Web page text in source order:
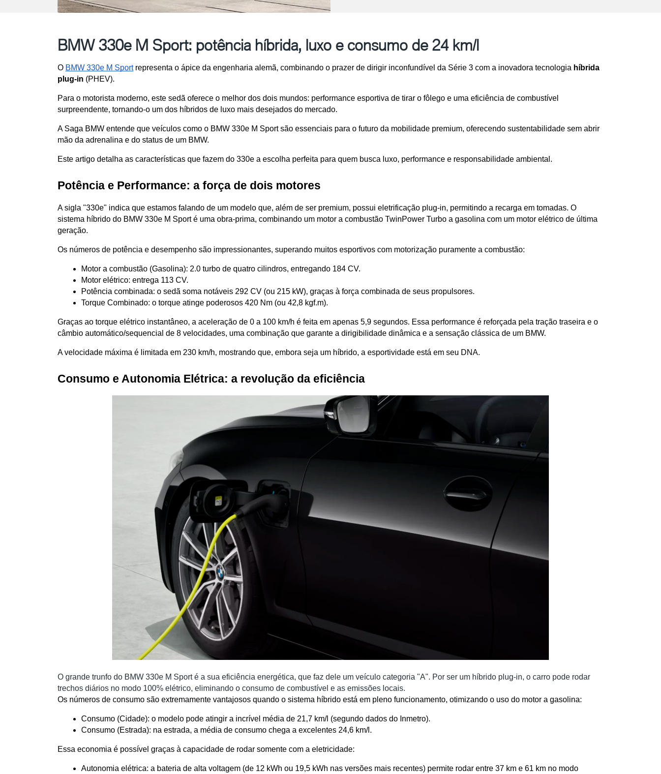
BMW 330e M Sport: potência híbrida, luxo e consumo de 24 km/l
O BMW 330e M Sport representa o ápice da engenharia alemã, combinando o prazer de dirigir inconfundível da Série 3 com a inovadora tecnologia híbrida
plug-in (PHEV).
Para o motorista moderno, este sedã oferece o melhor dos dois mundos: performance esportiva de tirar o fôlego e uma eficiência de combustível
surpreendente, tornando-o um dos híbridos de luxo mais desejados do mercado.
A Saga BMW entende que veículos como o BMW 330e M Sport são essenciais para o futuro da mobilidade premium, oferecendo sustentabilidade sem abrir
mão da adrenalina e do status de um BMW.
Este artigo detalha as características que fazem do 330e a escolha perfeita para quem busca luxo, performance e responsabilidade ambiental.
Potência e Performance: a força de dois motores
A sigla "330e" indica que estamos falando de um modelo que, além de ser premium, possui eletrificação plug-in, permitindo a recarga em tomadas. O
sistema híbrido do BMW 330e M Sport é uma obra-prima, combinando um motor a combustão TwinPower Turbo a gasolina com um motor elétrico de última
geração.
Os números de potência e desempenho são impressionantes, superando muitos esportivos com motorização puramente a combustão:
Motor a combustão (Gasolina): 2.0 turbo de quatro cilindros, entregando 184 CV.
Motor elétrico: entrega 113 CV.
Potência combinada: o sedã soma notáveis 292 CV (ou 215 kW), graças à força combinada de seus propulsores.
Torque Combinado: o torque atinge poderosos 420 Nm (ou 42,8 kgf.m).
Graças ao torque elétrico instantâneo, a aceleração de 0 a 100 km/h é feita em apenas 5,9 segundos. Essa performance é reforçada pela tração traseira e o
câmbio automático/sequencial de 8 velocidades, uma combinação que garante a dirigibilidade dinâmica e a sensação clássica de um BMW.
A velocidade máxima é limitada em 230 km/h, mostrando que, embora seja um híbrido, a esportividade está em seu DNA.
Consumo e Autonomia Elétrica: a revolução da eficiência
O grande trunfo do BMW 330e M Sport é a sua eficiência energética, que faz dele um veículo categoria "A". Por ser um híbrido plug-in, o carro pode rodar
trechos diários no modo 100% elétrico, eliminando o consumo de combustível e as emissões locais.
Os números de consumo são extremamente vantajosos quando o sistema híbrido está em pleno funcionamento, otimizando o uso do motor a gasolina:
Consumo (Cidade): o modelo pode atingir a incrível média de 21,7 km/l (segundo dados do Inmetro).
Consumo (Estrada): na estrada, a média de consumo chega a excelentes 24,6 km/l.
Essa economia é possível graças à capacidade de rodar somente com a eletricidade:
Autonomia elétrica: a bateria de alta voltagem (de 12 kWh ou 19,5 kWh nas versões mais recentes) permite rodar entre 37 km e 61 km no modo